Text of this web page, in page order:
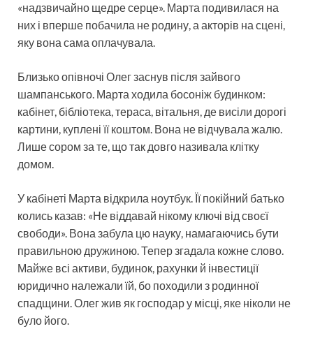
«надзвичайно щедре серце». Марта подивилася на
них і вперше побачила не родину, а акторів на сцені,
яку вона сама оплачувала.
Близько опівночі Олег заснув після зайвого
шампанського. Марта ходила босоніж будинком:
кабінет, бібліотека, тераса, вітальня, де висіли дорогі
картини, куплені її коштом. Вона не відчувала жалю.
Лише сором за те, що так довго називала клітку
домом.
У кабінеті Марта відкрила ноутбук. Її покійний батько
колись казав: «Не віддавай нікому ключі від своєї
свободи». Вона забула цю науку, намагаючись бути
правильною дружиною. Тепер згадала кожне слово.
Майже всі активи, будинок, рахунки й інвестиції
юридично належали їй, бо походили з родинної
спадщини. Олег жив як господар у місці, яке ніколи не
було його.